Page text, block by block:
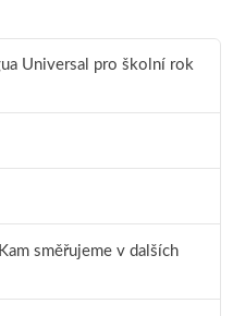
Universal pro školní rok
směřujeme v dalších